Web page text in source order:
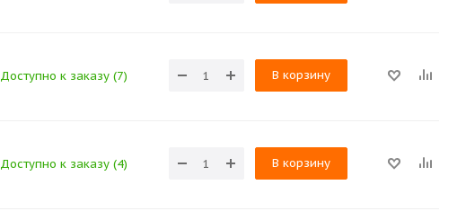
Доступно к заказу (7) В корзину
Доступно к заказу (4) В корзину